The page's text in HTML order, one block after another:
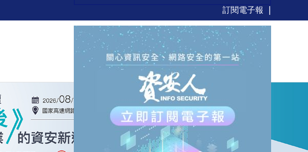
訂閱電子報
新聞 觀點 解決方案 活動